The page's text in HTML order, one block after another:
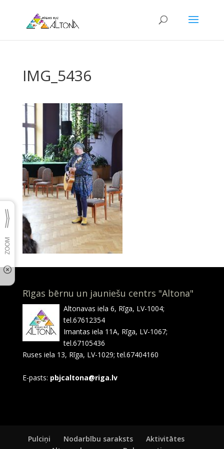
IMG_5436
Rīgas bērnu un jauniešu centrs "Altona"
Altonavas iela 6, Rīga, LV-1004;
tel.67612354
Imantas iela 11A, Rīga, LV-1067;
tel.67105436
Ruses iela 13, Rīga, LV-1029; tel.67404160
E-pasts: pbjcaltona@riga.lv
Pulciņi Nodarbību saraksts
Aktivitātes